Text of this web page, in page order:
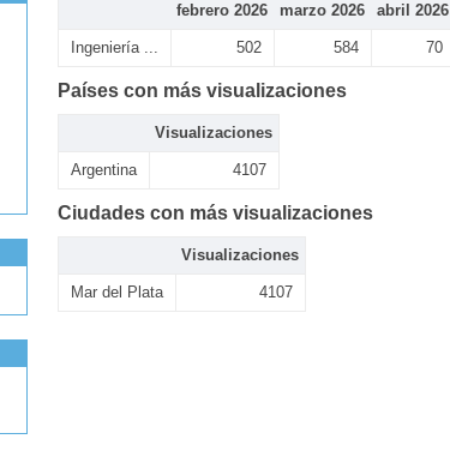
febrero 2026 marzo 2026 abril 2026
Ingeniería ... 502 584 70
Países con más visualizaciones
Visualizaciones
Argentina 4107
Ciudades con más visualizaciones
Visualizaciones
Mar del Plata 4107